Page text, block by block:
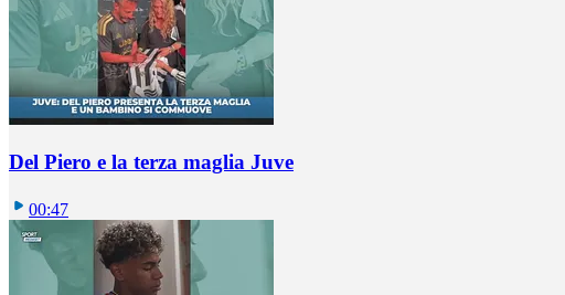
Del Piero e la terza maglia Juve
00:47